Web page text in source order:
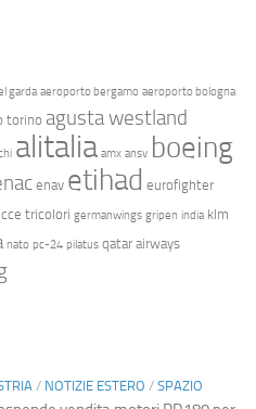
garda aeroporto bergamo aeroporto bologna
torino agusta westland
alitalia amx ansv boeing
enav etihad eurofighter
tricolori germanwings gripen india klm
nato pc-24 pilatus qatar airways
/ NOTIZIE ESTERO / SPAZIO